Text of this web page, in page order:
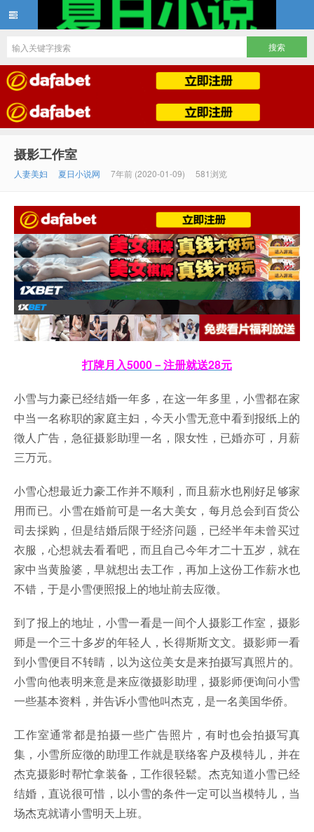
夏日小说
摄影工作室
人妻美妇 夏日小说网 7年前 (2020-01-09) 581浏览
打牌月入5000－注册就送28元
小雪与力豪已经结婚一年多，在这一年多里，小雪都在家
中当一名称职的家庭主妇，今天小雪无意中看到报纸上的
徵人广告，急征摄影助理一名，限女性，已婚亦可，月薪
三万元。
小雪心想最近力豪工作并不顺利，而且薪水也刚好足够家
用而已。小雪在婚前可是一名大美女，每月总会到百货公
司去採购，但是结婚后限于经济问题，已经半年未曾买过
衣服，心想就去看看吧，而且自己今年才二十五岁，就在
家中当黄脸婆，早就想出去工作，再加上这份工作薪水也
不错，于是小雪便照报上的地址前去应徵。
到了报上的地址，小雪一看是一间个人摄影工作室，摄影
师是一个三十多岁的年轻人，长得斯斯文文。摄影师一看
到小雪便目不转睛，以为这位美女是来拍摄写真照片的。
小雪向他表明来意是来应徵摄影助理，摄影师便询问小雪
一些基本资料，并告诉小雪他叫杰克，是一名美国华侨。
工作室通常都是拍摄一些广告照片，有时也会拍摄写真
集，小雪所应徵的助理工作就是联络客户及模特儿，并在
杰克摄影时帮忙拿装备，工作很轻鬆。杰克知道小雪已经
结婚，直说很可惜，以小雪的条件一定可以当模特儿，当
场杰克就请小雪明天上班。